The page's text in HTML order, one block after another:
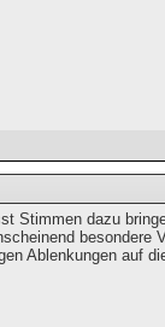
Stimmen dazu
besondere
Ablenkungen auf